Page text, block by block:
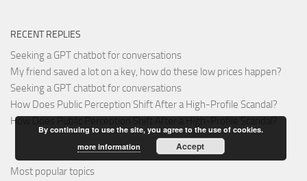
RECENT REPLIES
Seeking a GPT chatbot for conversations
My friend saved a lot on a key, how do these low prices happen?
Seeking a GPT chatbot for conversations
How Does Public Perception Shift After a High-Profile Scandal?
How Does Public Perception Shift After a High-Profile Scandal?
Most popular topics
By continuing to use the site, you agree to the use of cookies.
more information
Accept